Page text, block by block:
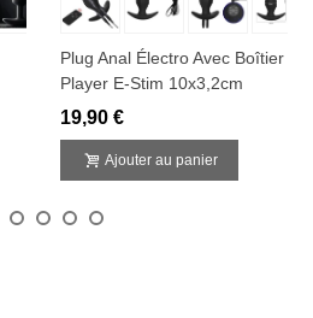
Plug Anal Électro Avec Boîtier
Player E-Stim 10x3,2cm
19,90 €
Ajouter au panier